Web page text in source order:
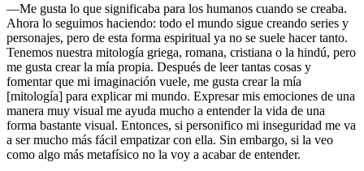
—Me gusta lo que significaba para los humanos cuando se creaba.
Ahora lo seguimos haciendo: todo el mundo sigue creando series y
personajes, pero de esta forma espiritual ya no se suele hacer tanto.
Tenemos nuestra mitología griega, romana, cristiana o la hindú, pero
me gusta crear la mía propia. Después de leer tantas cosas y
fomentar que mi imaginación vuele, me gusta crear la mía
[mitología] para explicar mi mundo. Expresar mis emociones de una
manera muy visual me ayuda mucho a entender la vida de una
forma bastante visual. Entonces, si personifico mi inseguridad me va
a ser mucho más fácil empatizar con ella. Sin embargo, si la veo
como algo más metafísico no la voy a acabar de entender.